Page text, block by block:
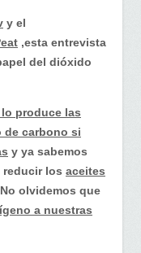
y el
,esta entrevista
del dióxido
lo produce las
de carbono si
y ya sabemos
reducir los aceites
olvidemos que
a nuestras